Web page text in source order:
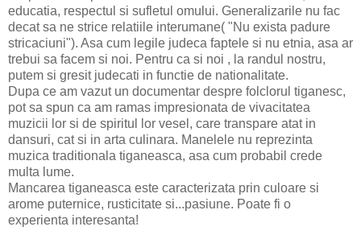
educatia, respectul si sufletul omului. Generalizarile nu fac
decat sa ne strice relatiile interumane( "Nu exista padure
stricaciuni"). Asa cum legile judeca faptele si nu etnia, asa ar
trebui sa facem si noi. Pentru ca si noi , la randul nostru,
putem si gresit judecati in functie de nationalitate.
Dupa ce am vazut un documentar despre folclorul tiganesc,
pot sa spun ca am ramas impresionata de vivacitatea
muzicii lor si de spiritul lor vesel, care transpare atat in
dansuri, cat si in arta culinara. Manelele nu reprezinta
muzica traditionala tiganeasca, asa cum probabil crede
multa lume.
Mancarea tiganeasca este caracterizata prin culoare si
arome puternice, rusticitate si...pasiune. Poate fi o
experienta interesanta!